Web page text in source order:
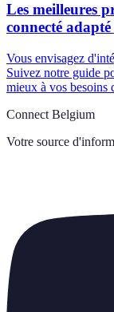
Les meilleures
connecté
Vous envisagez
Suivez notre guide
mieux à vos besoins
Connect Belgium
Votre source